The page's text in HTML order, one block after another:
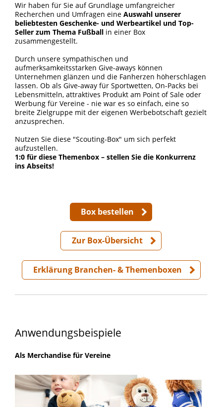
Wir haben für Sie auf Grundlage umfangreicher
Recherchen und Umfragen eine Auswahl unserer
beliebtesten Geschenke- und Werbeartikel und Top-
Seller zum Thema Fußball in einer Box
zusammengestellt.
Durch unsere sympathischen und
aufmerksamkeitsstarken Give-aways können
Unternehmen glänzen und die Fanherzen höherschlagen
lassen. Ob als Give-away für Sportwetten, On-Packs bei
Lebensmitteln, attraktives Produkt am Point of Sale oder
Werbung für Vereine - nie war es so einfach, eine so
breite Zielgruppe mit der eigenen Werbebotschaft gezielt
anzusprechen.
Nutzen Sie diese "Scouting-Box" um sich perfekt
aufzustellen.
1:0 für diese Themenbox – stellen Sie die Konkurrenz
ins Abseits!
Box bestellen
Zur Box-Übersicht
Erklärung Branchen- & Themenboxen
Anwendungsbeispiele
Als Merchandise für Vereine